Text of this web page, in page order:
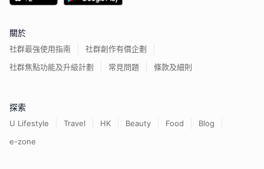
關於
社群最強使用指南
社群創作有價企劃
社群焦點功能及升級計劃
常見問題 條款及細則
探索
U Lifestyle Travel HK Beauty Food
Blog
e-zone